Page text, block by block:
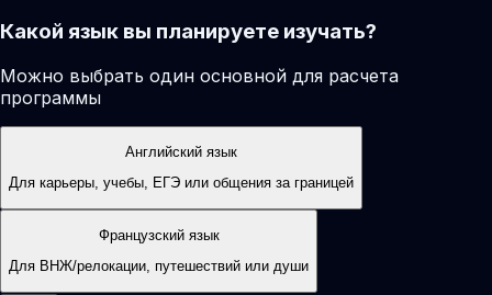
Какой язык вы планируете изучать?
Можно выбрать один основной для расчета
программы
Английский язык
Для карьеры, учебы, ЕГЭ или общения за границей
Французский язык
Для ВНЖ/релокации, путешествий или души